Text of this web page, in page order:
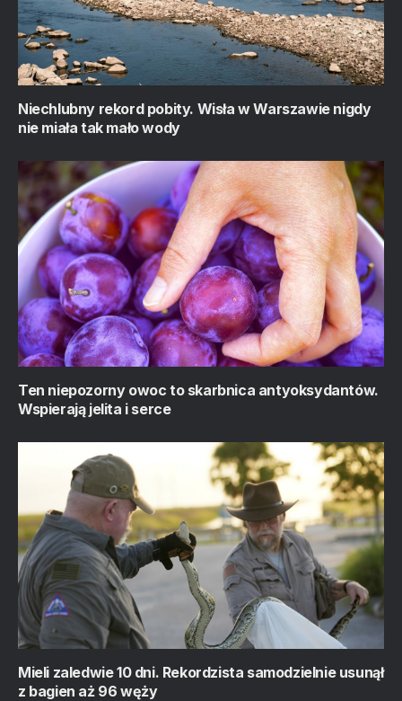
Niechlubny rekord pobity. Wisła w Warszawie nigdy
nie miała tak mało wody
Ten niepozorny owoc to skarbnica antyoksydantów.
Wspierają jelita i serce
Mieli zaledwie 10 dni. Rekordzista samodzielnie usunął
z bagien aż 96 węży